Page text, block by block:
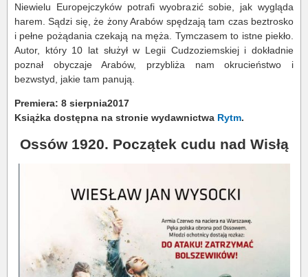
Niewielu Europejczyków potrafi wyobrazić sobie, jak wygląda
harem. Sądzi się, że żony Arabów spędzają tam czas beztrosko
i pełne pożądania czekają na męża. Tymczasem to istne piekło.
Autor, który 10 lat służył w Legii Cudzoziemskiej i dokładnie
poznał obyczaje Arabów, przybliża nam okrucieństwo i
bezwstyd, jakie tam panują.
Premiera: 8 sierpnia2017
Książka dostępna na stronie wydawnictwa Rytm.
Ossów 1920. Początek cudu nad Wisłą